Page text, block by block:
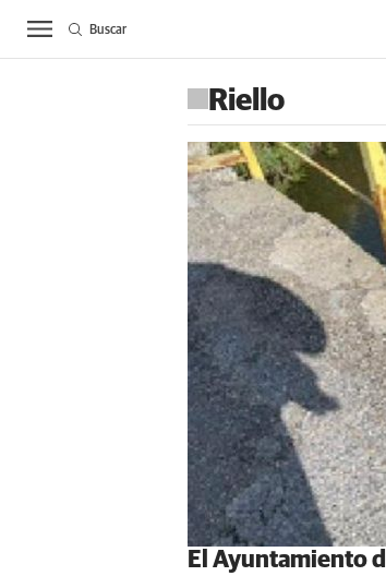
Buscar
Riello
El Ayuntamiento